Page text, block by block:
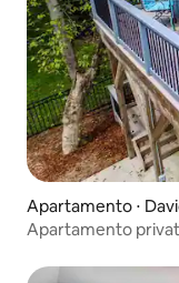
Apartamento ⋅
Apartamento